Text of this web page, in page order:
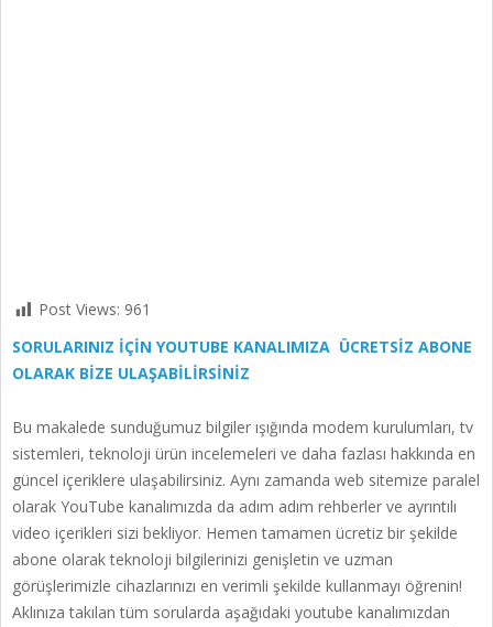
Post Views: 961
SORULARINIZ İÇİN YOUTUBE KANALIMIZA ÜCRETSİZ ABONE
OLARAK BİZE ULAŞABİLİRSİNİZ
Bu makalede sunduğumuz bilgiler ışığında modem kurulumları, tv
sistemleri, teknoloji ürün incelemeleri ve daha fazlası hakkında en
güncel içeriklere ulaşabilirsiniz. Aynı zamanda web sitemize paralel
olarak YouTube kanalımızda da adım adım rehberler ve ayrıntılı
video içerikleri sizi bekliyor. Hemen tamamen ücretiz bir şekilde
abone olarak teknoloji bilgilerinizi genişletin ve uzman
görüşlerimizle cihazlarınızı en verimli şekilde kullanmayı öğrenin!
Aklınıza takılan tüm sorularda aşağıdaki youtube kanalımızdan